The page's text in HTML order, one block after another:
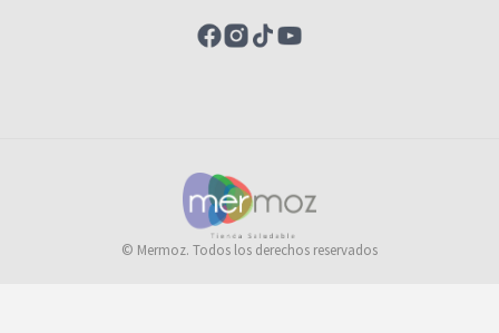
© Mermoz. Todos los derechos reservados